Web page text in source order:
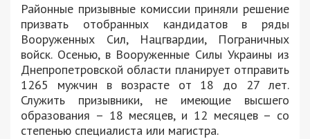
Районные призывные комиссии приняли решение
призвать отобранных кандидатов в ряды
Вооруженных Сил, Нацгвардии, Пограничных
войск. Осенью, в Вооруженные Силы Украины из
Днепропетровской области планирует отправить
1265 мужчин в возрасте от 18 до 27 лет.
Служить призывники, не имеющие высшего
образования – 18 месяцев, и 12 месяцев – со
степенью специалиста или магистра.